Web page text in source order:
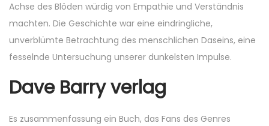
Achse des Blöden würdig von Empathie und Verständnis
machten. Die Geschichte war eine eindringliche,
unverblümte Betrachtung des menschlichen Daseins, eine
fesselnde Untersuchung unserer dunkelsten Impulse.
Dave Barry verlag
Es zusammenfassung ein Buch, das Fans des Genres